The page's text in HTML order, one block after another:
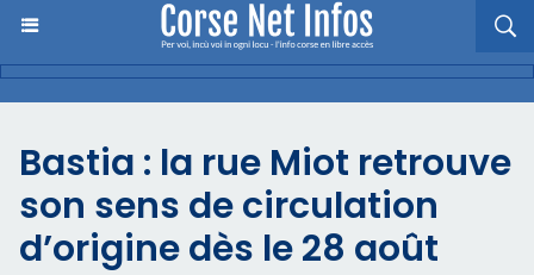
Bastia : la rue Miot retrouve
son sens de circulation
d’origine dès le 28 août